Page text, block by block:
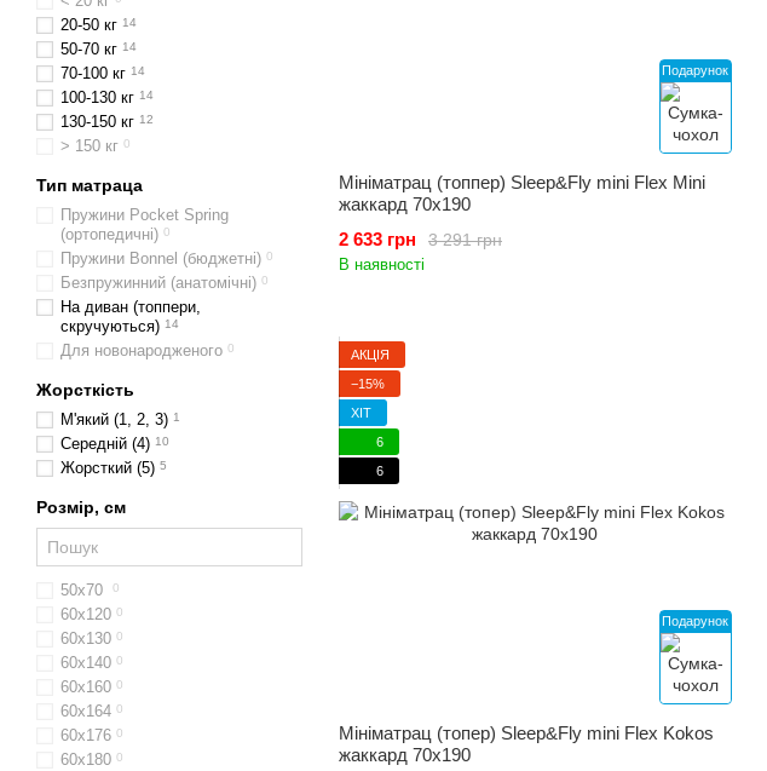
Подарунок
Мініматрац (топпер) Sleep&Fly mini Flex Mini
жаккард 70x190
3 291 грн
2 633 грн
В наявності
Подарунок
АКЦІЯ
−15%
ХІТ
6
6
Мініматрац (топер) Sleep&Fly mini Flex Kokos
жаккард 70x190
20-50 кг 14
50-70 кг 14
70-100 кг 14
100-130 кг 14
130-150 кг 12
> 150 кг 0
Тип матраца
Пружини Pocket Spring
(ортопедичні) 0
Пружини Bonnel (бюджетні) 0
Безпружинний (анатомічні) 0
На диван (топпери,
скручуються) 14
Для новонародженого 0
Жорсткість
М'який (1, 2, 3) 1
Середній (4) 10
Жорсткий (5) 5
Розмір, см
50х70 0
60x120 0
60х130 0
60x140 0
60х160 0
60x164 0
60х176 0
60х180 0